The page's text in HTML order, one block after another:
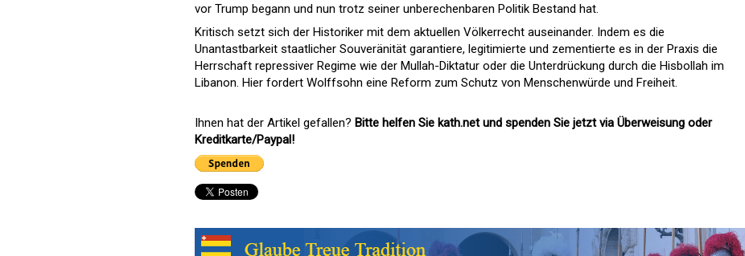
vor Trump begann und nun trotz seiner unberechenbaren Politik Bestand hat.
Kritisch setzt sich der Historiker mit dem aktuellen Völkerrecht auseinander. Indem es die
Unantastbarkeit staatlicher Souveränität garantiere, legitimierte und zementierte es in der Praxis die
Herrschaft repressiver Regime wie der Mullah-Diktatur oder die Unterdrückung durch die Hisbollah im
Libanon. Hier fordert Wolffsohn eine Reform zum Schutz von Menschenwürde und Freiheit.
Ihnen hat der Artikel gefallen? Bitte helfen Sie kath.net und spenden Sie jetzt via Überweisung oder
Kreditkarte/Paypal!